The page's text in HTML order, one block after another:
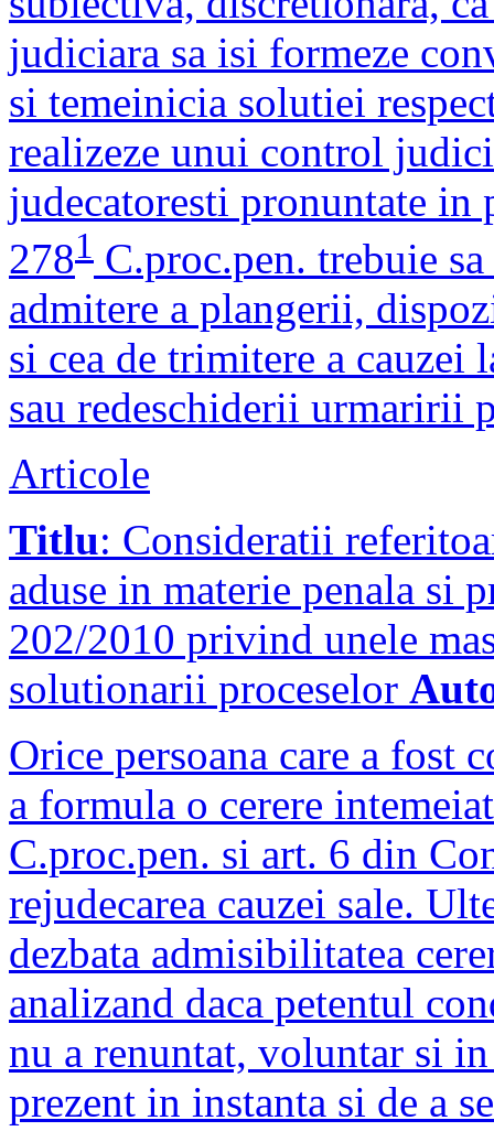
judiciara sa isi formeze
si temeinicia solutiei
realizeze unui control
judecatoresti pronuntate in
2781 C.proc.pen. trebuie
admitere a plangerii,
si cea de trimitere a cauzei
sau redeschiderii urmaririi
Articole
Titlu: Consideratii
aduse in materie penala si
202/2010 privind unele
solutionarii proceselor
Orice persoana care a fost
a formula o cerere
C.proc.pen. si art. 6 din
rejudecarea cauzei sale.
dezbata admisibilitatea
analizand daca petentul
nu a renuntat, voluntar si
prezent in instanta si de a